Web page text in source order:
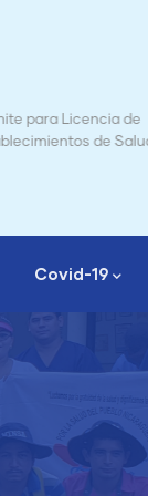
Covid-19